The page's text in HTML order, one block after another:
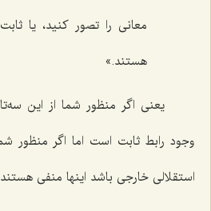
معانى را تصور کنید، یا
هستند.»
یعنى اگر منظور شما از این
وجود رابط ثابت است اما اگر منظور
استقلالى خارجى باشد اینها منفى